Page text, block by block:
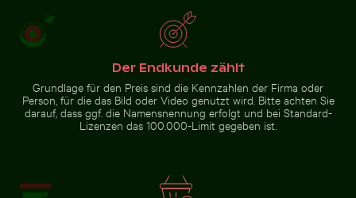
Der Endkunde zählt
Grundlage für den Preis sind die Kennzahlen der Firma oder
Person, für die das Bild oder Video genutzt wird. Bitte achten Sie
darauf, dass ggf. die Namensnennung erfolgt und bei Standard-
Lizenzen das 100.000-Limit gegeben ist.